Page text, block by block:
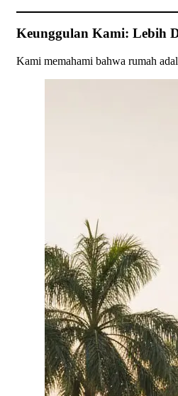
Keunggulan Kami: Lebih
Kami memahami bahwa rumah